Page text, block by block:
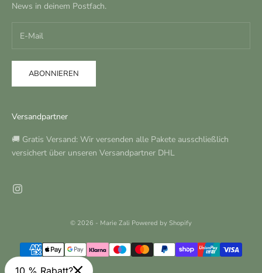
News in deinem Postfach.
ABONNIEREN
Versandpartner
🚚 Gratis Versand: Wir versenden alle Pakete ausschließlich
versichert über unseren Versandpartner DHL
© 2026 - Marie Zali Powered by Shopify
10 % Rabatt?